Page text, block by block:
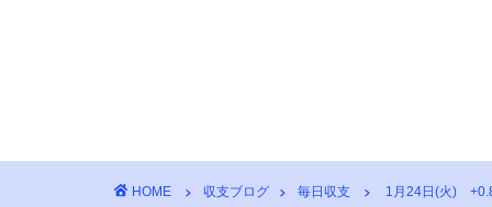
HOME 収支ブログ 毎日収支 1月24日(火)